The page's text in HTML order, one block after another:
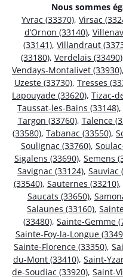
Nous sommes
Yvrac (33370), Virsac
d’Ornon (33140),
(33141), Villandraut
(33180), Verdelais (33490)
Vendays-Montalivet (33930),
Uzeste (33730), Tresses
Lapouyade (33620), Tizac-
Taussat-les-Bains (33148),
Targon (33760), Talence
(33580), Tabanac (33550),
Soulignac (33760),
Sigalens (33690), Semens
Savignac (33124), Sauviac
(33540), Sauternes (33210),
Saucats (33650),
Salaunes (33160),
(33480), Sainte-Gemme
Sainte-Foy-la-Longue
Sainte-Florence (33350),
du-Mont (33410), Saint-
de-Soudiac (33920), Saint-